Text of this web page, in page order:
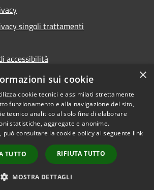
singoli trattamenti
accessibilità
Copyright © 2026 • Comune di
Corte de' Cortesi con Cignone •
Powered byMunicipium
Accesso redazione
×
sui cookie
cookie tecnici e assimilati strettamente
funzionamento e alla navigazione del sito,
tecnico analitico al solo fine di elaborare
statistiche, aggregate e anonime.
può consultare la cookie policy al seguente link
TUTTO RIFIUTA TUTTO
MOSTRA DETTAGLI